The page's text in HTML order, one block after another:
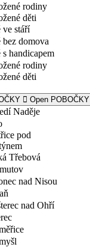
rodiny
děti
ve stáří
domova
handicapem
rodiny
děti
Open POBOČKY
Naděje
pod
Třebová
nad Nisou
nad Ohří